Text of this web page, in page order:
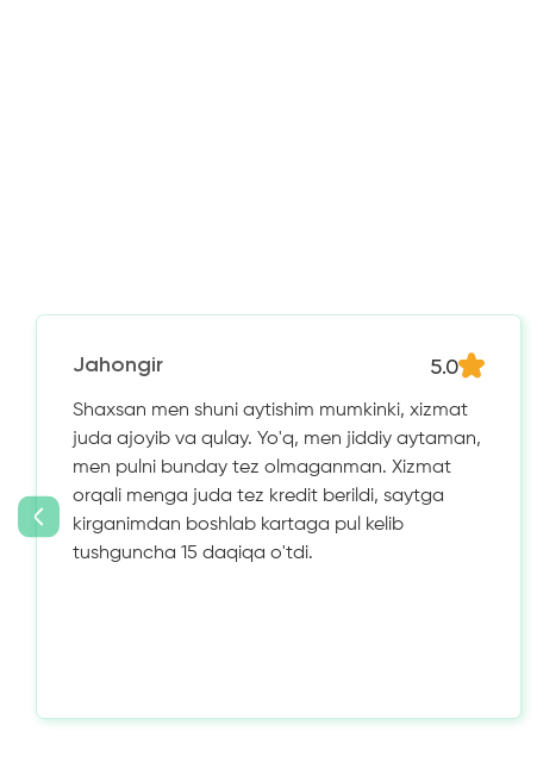
Jahongir 5.0
Shaxsan men shuni aytishim mumkinki, xizmat
juda ajoyib va ​​qulay. Yo'q, men jiddiy aytaman,
men pulni bunday tez olmaganman. Xizmat
orqali menga juda tez kredit berildi, saytga
kirganimdan boshlab kartaga pul kelib
tushguncha 15 daqiqa o'tdi.